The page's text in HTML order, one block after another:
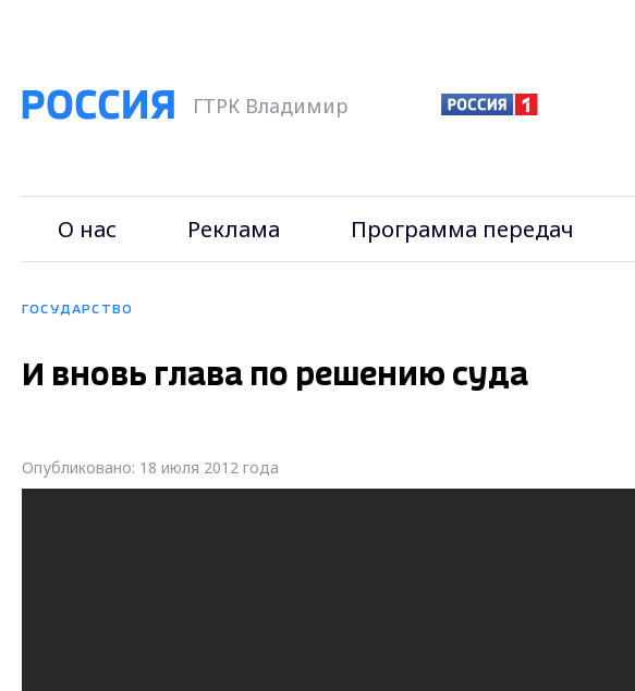
ГТРК Владимир
О нас Реклама Программа передач
ГОСУДАРСТВО
И вновь глава по решению суда
Опубликовано: 18 июля 2012 года